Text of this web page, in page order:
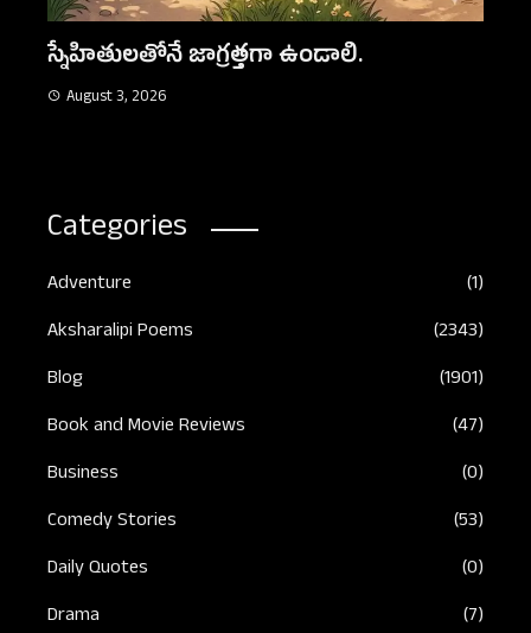
నిజమైన స్నేహం
August 3, 2026
Categories
Adventure
(1)
Aksharalipi Poems
(2343)
Blog
(1901)
Book and Movie Reviews
(47)
Business
(0)
Comedy Stories
(53)
Daily Quotes
(0)
Drama
(7)